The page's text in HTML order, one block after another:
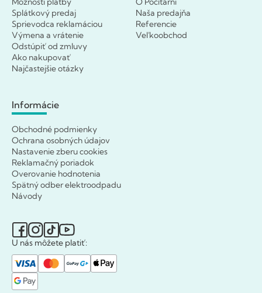
Splátkový predaj
Sprievodca reklamáciou
Výmena a vrátenie
Odstúpiť od zmluvy
Ako nakupovať
Najčastejšie otázky
Naša predajňa
Referencie
Veľkoobchod
Informácie
Obchodné podmienky
Ochrana osobných údajov
Nastavenie zberu cookies
Reklamačný poriadok
Overovanie hodnotenia
Spätný odber elektroodpadu
Návody
U nás môžete platiť: